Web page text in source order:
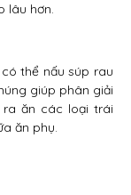
lâu hơn.
thể nấu súp rau
giúp phân giải
ăn các loại trái
ăn phụ.